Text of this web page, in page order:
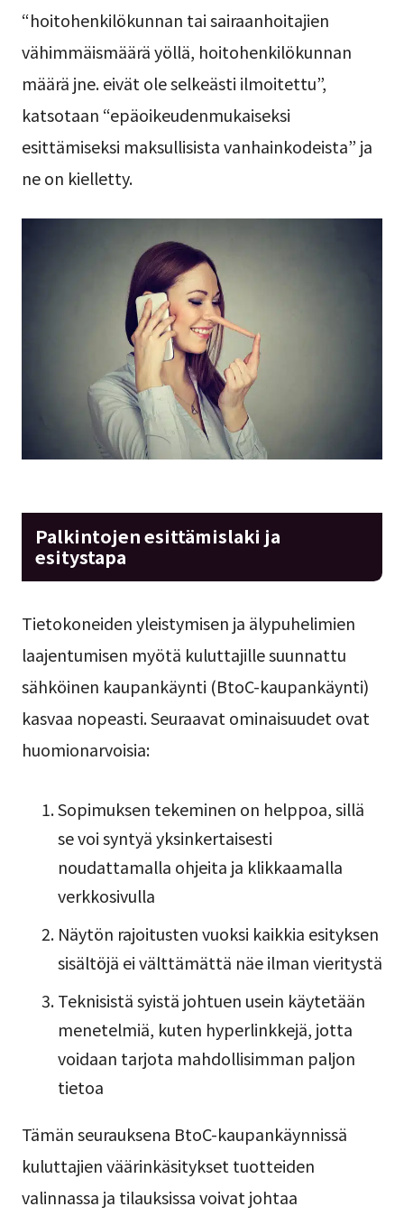
“hoitohenkilökunnan tai sairaanhoitajien
vähimmäismäärä yöllä, hoitohenkilökunnan
määrä jne. eivät ole selkeästi ilmoitettu”,
katsotaan “epäoikeudenmukaiseksi
esittämiseksi maksullisista vanhainkodeista” ja
ne on kielletty.
Palkintojen esittämislaki ja
esitystapa
Tietokoneiden yleistymisen ja älypuhelimien
laajentumisen myötä kuluttajille suunnattu
sähköinen kaupankäynti (BtoC-kaupankäynti)
kasvaa nopeasti. Seuraavat ominaisuudet ovat
huomionarvoisia:
Sopimuksen tekeminen on helppoa, sillä
se voi syntyä yksinkertaisesti
noudattamalla ohjeita ja klikkaamalla
verkkosivulla
Näytön rajoitusten vuoksi kaikkia esityksen
sisältöjä ei välttämättä näe ilman vieritystä
Teknisistä syistä johtuen usein käytetään
menetelmiä, kuten hyperlinkkejä, jotta
voidaan tarjota mahdollisimman paljon
tietoa
Tämän seurauksena BtoC-kaupankäynnissä
kuluttajien väärinkäsitykset tuotteiden
valinnassa ja tilauksissa voivat johtaa